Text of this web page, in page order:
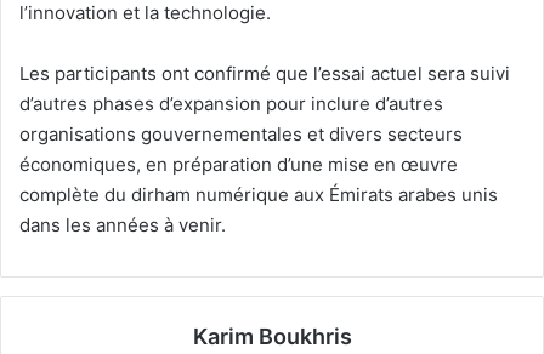
l’innovation et la technologie.
Les participants ont confirmé que l’essai actuel sera suivi
d’autres phases d’expansion pour inclure d’autres
organisations gouvernementales et divers secteurs
économiques, en préparation d’une mise en œuvre
complète du dirham numérique aux Émirats arabes unis
dans les années à venir.
Karim Boukhris